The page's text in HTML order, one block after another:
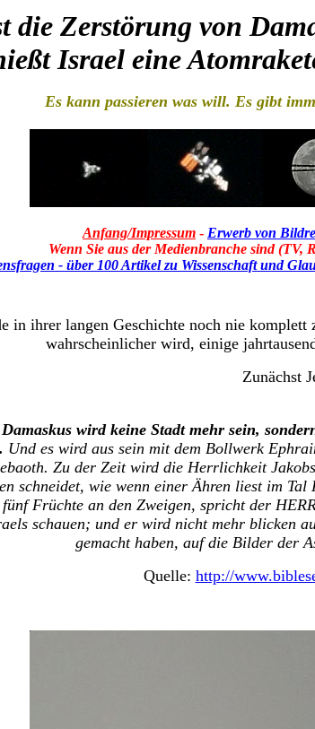
die Zerstörung von
Israel eine
Es kann passieren was will. Es gibt
Anfang/Impressum - Erwerb von
Wenn Sie aus der Medienbranche sind (TV,
- über 100 Artikel zu Wissenschaft und
in ihrer langen Geschichte noch nie
wahrscheinlicher wird, einige
Zunächst
wird keine Stadt mehr sein,
Und es wird aus sein mit dem Bollwerk
Zu der Zeit wird die Herrlichkeit
schneidet, wie wenn einer Ähren liest im Tal
Früchte an den Zweigen, spricht der
schauen; und er wird nicht mehr blicken
gemacht haben, auf die Bilder der
Quelle: http://